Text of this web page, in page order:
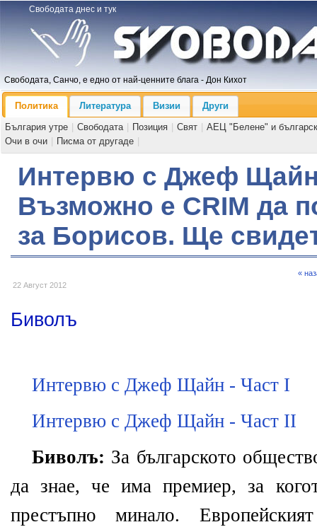
Свободата днес и тук
Свободата, Санчо, е едно от най-ценните блага - Дон Кихот
Политика Литература Визии
Други
България утре
Свободата Позиция Свят
АЕЦ "Белене" и
Очи в очи
Писма от другаде
Интервю с Джеф Щайн
Възможно е CRIM да
за Борисов. Ще
22 Август 2012
«
Биволъ
Интервю с Джеф Щайн - Част I
Интервю с Джеф Щайн - Част II
Биволъ: За българското
да знае, че има премиер, за
престъпно минало.